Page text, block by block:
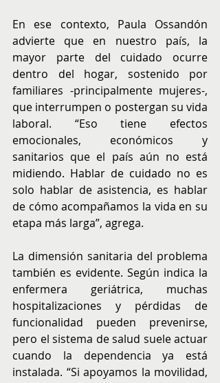
En ese contexto, Paula Ossandón
advierte que en nuestro país, la
mayor parte del cuidado ocurre
dentro del hogar, sostenido por
familiares -principalmente mujeres-,
que interrumpen o postergan su vida
laboral. “Eso tiene efectos
emocionales, económicos y
sanitarios que el país aún no está
midiendo. Hablar de cuidado no es
solo hablar de asistencia, es hablar
de cómo acompañamos la vida en su
etapa más larga”, agrega.
La dimensión sanitaria del problema
también es evidente. Según indica la
enfermera geriátrica, muchas
hospitalizaciones y pérdidas de
funcionalidad pueden prevenirse,
pero el sistema de salud suele actuar
cuando la dependencia ya está
instalada. “Si apoyamos la movilidad,